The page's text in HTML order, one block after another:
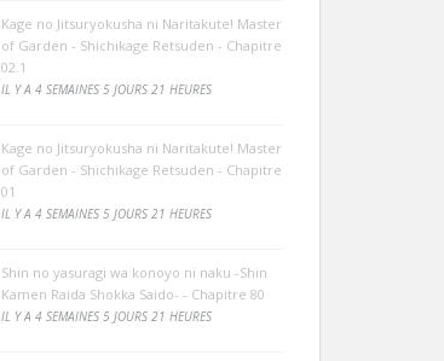
Kage no Jitsuryokusha ni Naritakute! Master
of Garden - Shichikage Retsuden - Chapitre
02.1
IL Y A 4 SEMAINES 5 JOURS 21 HEURES
Kage no Jitsuryokusha ni Naritakute! Master
of Garden - Shichikage Retsuden - Chapitre
01
IL Y A 4 SEMAINES 5 JOURS 21 HEURES
Shin no yasuragi wa konoyo ni naku -Shin
Kamen Raida Shokka Saido- - Chapitre 80
IL Y A 4 SEMAINES 5 JOURS 21 HEURES